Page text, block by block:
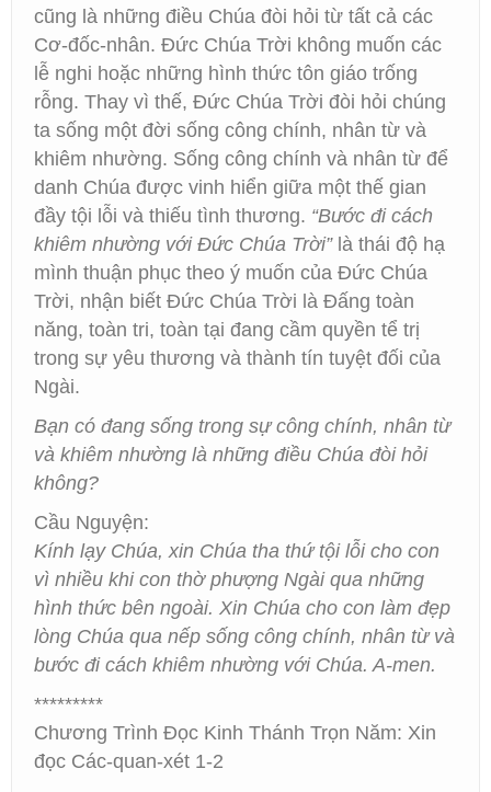
cũng là những điều Chúa đòi hỏi từ tất cả các
Cơ-đốc-nhân. Đức Chúa Trời không muốn các
lễ nghi hoặc những hình thức tôn giáo trống
rỗng. Thay vì thế, Đức Chúa Trời đòi hỏi chúng
ta sống một đời sống công chính, nhân từ và
khiêm nhường. Sống công chính và nhân từ để
danh Chúa được vinh hiển giữa một thế gian
đầy tội lỗi và thiếu tình thương. “Bước đi cách
khiêm nhường với Đức Chúa Trời”là thái độ hạ
mình thuận phục theo ý muốn của Đức Chúa
Trời, nhận biết Đức Chúa Trời là Đấng toàn
năng, toàn tri, toàn tại đang cầm quyền tể trị
trong sự yêu thương và thành tín tuyệt đối của
Ngài.
Bạn có đang sống trong sự công chính, nhân từ
và khiêm nhường là những điều Chúa đòi hỏi
không?
Cầu Nguyện:
Kính lạy Chúa, xin Chúa tha thứ tội lỗi cho con
vì nhiều khi con thờ phượng Ngài qua những
hình thức bên ngoài. Xin Chúa cho con làm đẹp
lòng Chúa qua nếp sống công chính, nhân từ và
bước đi cách khiêm nhường với Chúa. A-men.
*********
Chương Trình Đọc Kinh Thánh Trọn Năm: Xin
đọc Các-quan-xét 1-2